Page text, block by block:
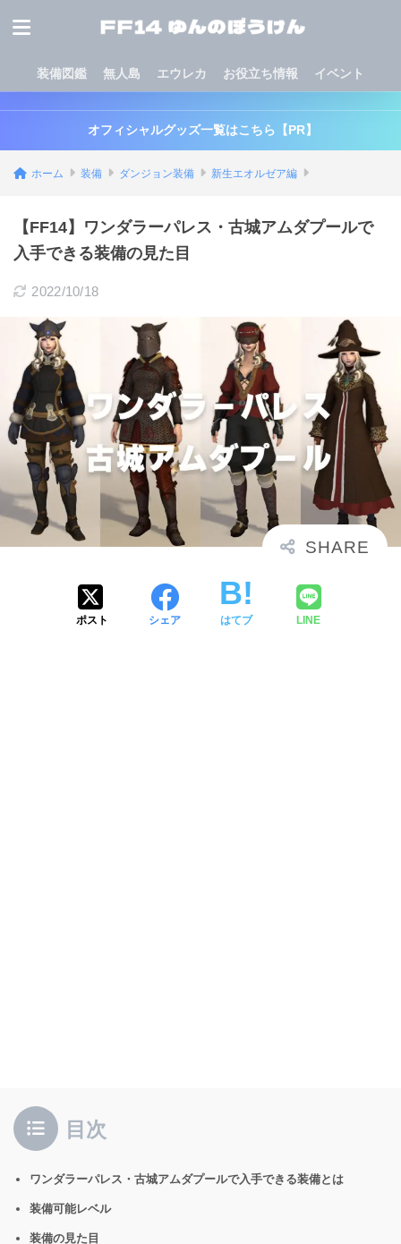
装備図鑑 無人島 エウレカ お役立ち情報 イベント
オフィシャルグッズ一覧はこちら【PR】
ホーム 装備 ダンジョン装備 新生エオルゼア編
【FF14】ワンダラーパレス・古城アムダプールで
入手できる装備の見た目
2022/10/18
ポスト シェア はてブ LINE
目次
ワンダラーパレス・古城アムダプールで入手できる装備とは
装備可能レベル
装備の見た目